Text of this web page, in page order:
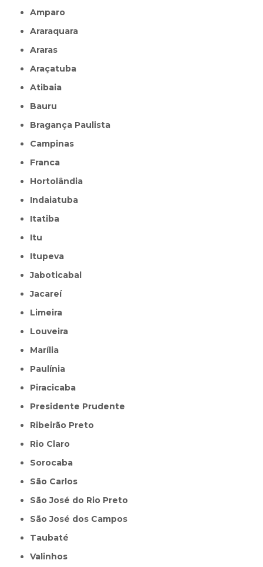
Amparo
Araraquara
Araras
Araçatuba
Atibaia
Bauru
Bragança Paulista
Campinas
Franca
Hortolândia
Indaiatuba
Itatiba
Itu
Itupeva
Jaboticabal
Jacareí
Limeira
Louveira
Marília
Paulínia
Piracicaba
Presidente Prudente
Ribeirão Preto
Rio Claro
Sorocaba
São Carlos
São José do Rio Preto
São José dos Campos
Taubaté
Valinhos